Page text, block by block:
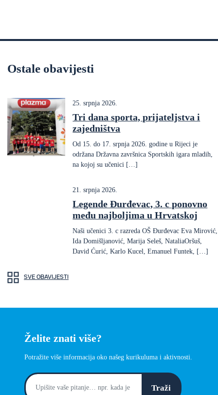
Ostale obavijesti
25. srpnja 2026.
Tri dana sporta, prijateljstva i
zajedništva
Od 15. do 17. srpnja 2026. godine u Rijeci je
održana Državna završnica Sportskih igara mladih,
na kojoj su učenici […]
21. srpnja 2026.
Legende Đurđevac, 3. c ponovno
među najboljima u Hrvatskoj
Naši učenici 3. c razreda OŠ Đurđevac Eva Mirović,
Ida Domišljanović, Marija Seleš, NataliaOršuš,
David Ćurić, Karlo Kucel, Emanuel Funtek, […]
SVE OBAVIJESTI
Želite znati više?
Potražite više informacija oko našeg kurikuluma i aktivnosti.
Traži